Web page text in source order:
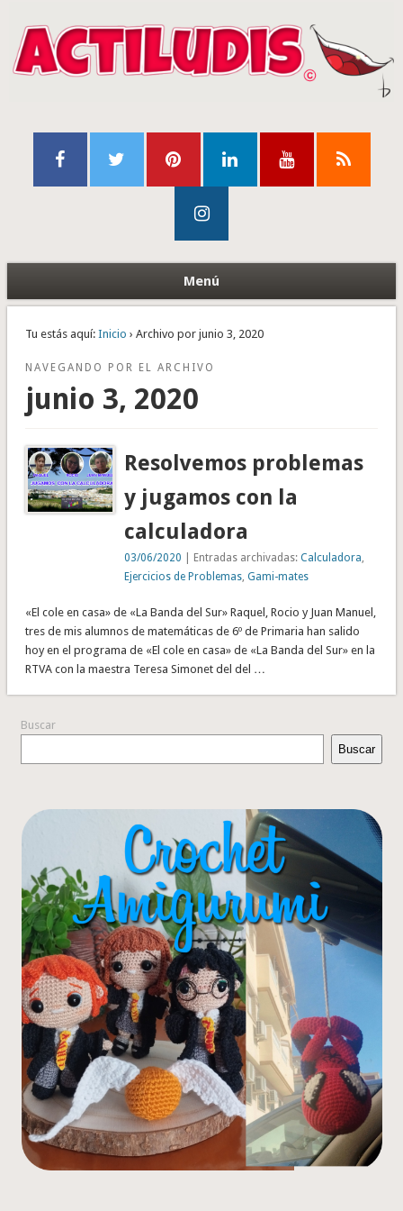
Menú
Tu estás aquí: Inicio › Archivo por junio 3, 2020
NAVEGANDO POR EL ARCHIVO
junio 3, 2020
Resolvemos problemas
y jugamos con la
calculadora
03/06/2020 | Entradas archivadas:Calculadora
Ejercicios de Problemas ,Gami-mates
«El cole en casa» de «La Banda del Sur» Raquel, Rocio y Juan Manuel,
tres de mis alumnos de matemáticas de 6º de Primaria han salido
hoy en el programa de «El cole en casa» de «La Banda del Sur» en la
RTVA con la maestra Teresa Simonet del del …
Buscar
Buscar